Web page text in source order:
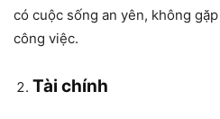
có cuộc sống an yên, không
công việc.
Tài chính